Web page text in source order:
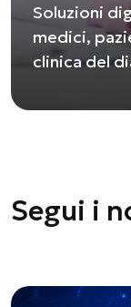
Soluzioni
medici,
clinica del
Segui i